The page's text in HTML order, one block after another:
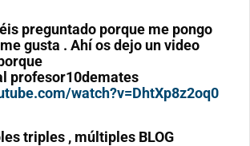
preguntado porque me pongo
gusta . Ahí os dejo un video
profesor10demates
watch?v=DhtXp8z2oq0
triples , múltiples BLOG